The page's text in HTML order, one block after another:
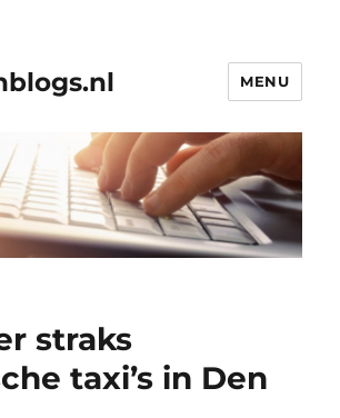
MENU
straks
taxi’s in Den